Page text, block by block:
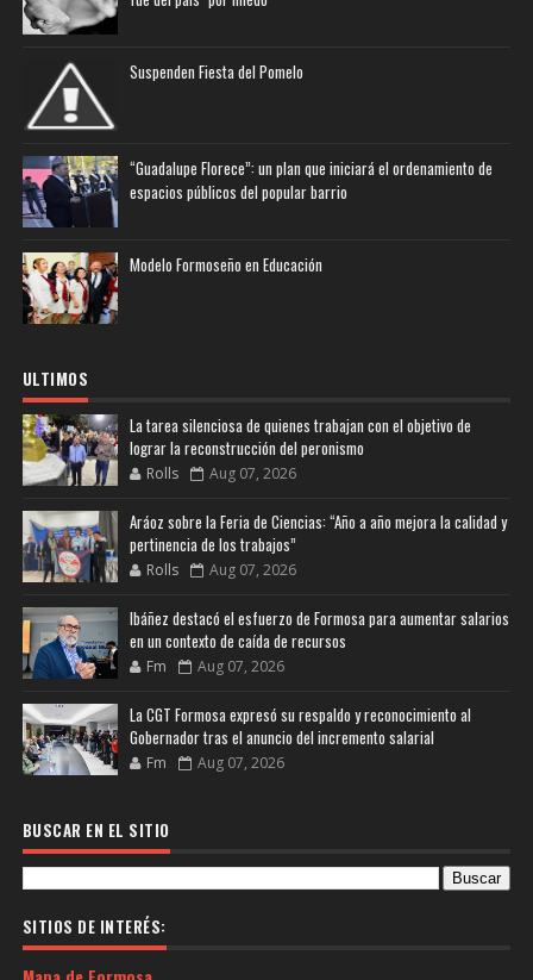
Suspenden Fiesta del Pomelo
“Guadalupe Florece”: un plan que iniciará el ordenamiento de
espacios públicos del popular barrio
Modelo Formoseño en Educación
ULTIMOS
La tarea silenciosa de quienes trabajan con el objetivo de
lograr la reconstrucción del peronismo
Rolls Aug 07, 2026
Aráoz sobre la Feria de Ciencias: “Año a año mejora la calidad y
pertinencia de los trabajos”
Rolls Aug 07, 2026
Ibáñez destacó el esfuerzo de Formosa para aumentar salarios
en un contexto de caída de recursos
Fm Aug 07, 2026
La CGT Formosa expresó su respaldo y reconocimiento al
Gobernador tras el anuncio del incremento salarial
Fm Aug 07, 2026
BUSCAR EN EL SITIO
SITIOS DE INTERÉS: